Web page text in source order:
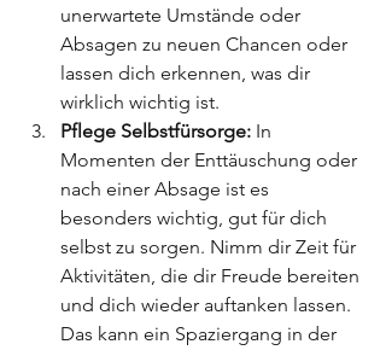
unerwartete Umstände oder
Absagen zu neuen Chancen oder
lassen dich erkennen, was dir
wirklich wichtig ist.
Pflege Selbstfürsorge: In
Momenten der Enttäuschung oder
nach einer Absage ist es
besonders wichtig, gut für dich
selbst zu sorgen. Nimm dir Zeit für
Aktivitäten, die dir Freude bereiten
und dich wieder auftanken lassen.
Das kann ein Spaziergang in der